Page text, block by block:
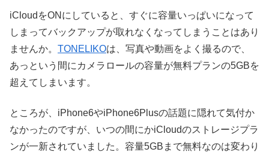
iCloudをONにしていると、すぐに容量いっぱいになって
しまってバックアップが取れなくなってしまうことはあり
ませんか。 TONELIKOは、写真や動画をよく撮るので、
あっという間にカメラロールの容量が無料プランの5GBを
超えてしまいます。
ところが、iPhone6やiPhone6Plusの話題に隠れて気付か
なかったのですが、いつの間にかiCloudのストレージプラ
ンが一新されていました。容量5GBまで無料なのは変わり